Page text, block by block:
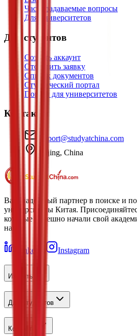
Часто задаваемые вопросы
Для университетов
Для студентов
Создать аккаунт
Отследить заявку
Список документов
Студенческий портал
Портал для университетов
Контакты
support@studyatchina.com
Beijing, China
Ваш надежный партнер в поиске и
университеты Китая.
которые успешно начали свой
нами.
LinkedIn Instagram
Изучить
Для студентов
Контакты